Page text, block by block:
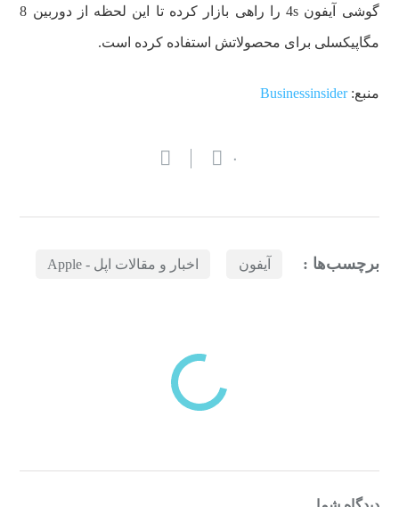
گوشی آیفون 4s را راهی بازار کرده تا این لحظه از دوربین 8
مگاپیکسلی برای محصولاتش استفاده کرده است.
منبع:Businessinsider
۰
برچسب‌ها : آیفون اخبار و مقالات اپل - Apple
دسته‌بندی‌های منتخب برای شما